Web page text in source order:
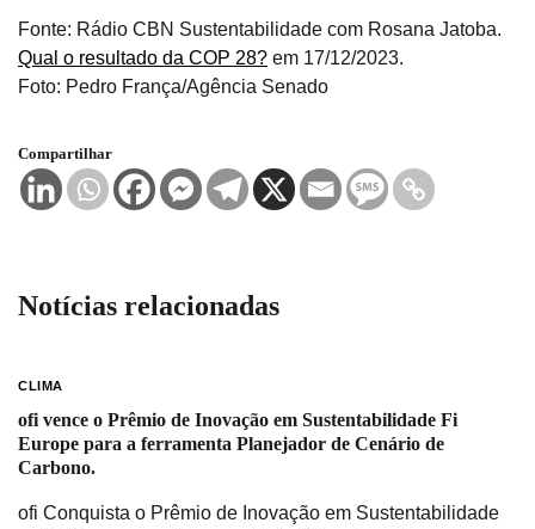
Fonte: Rádio CBN Sustentabilidade com Rosana Jatoba.
Qual o resultado da COP 28? em 17/12/2023.
Foto: Pedro França/Agência Senado
Compartilhar
Notícias relacionadas
CLIMA
ofi vence o Prêmio de Inovação em Sustentabilidade Fi
Europe para a ferramenta Planejador de Cenário de
Carbono.
ofi Conquista o Prêmio de Inovação em Sustentabilidade